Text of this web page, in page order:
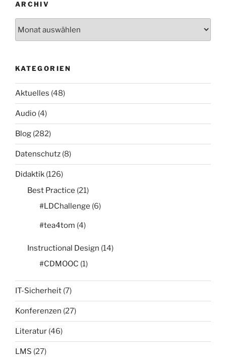
ARCHIV
KATEGORIEN
Aktuelles (48)
Audio (4)
Blog (282)
Datenschutz (8)
Didaktik (126)
Best Practice (21)
#LDChallenge (6)
#tea4tom (4)
Instructional Design (14)
#CDMOOC (1)
IT-Sicherheit (7)
Konferenzen (27)
Literatur (46)
LMS (27)